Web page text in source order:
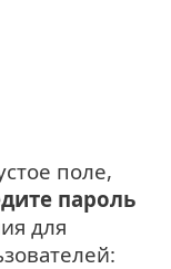
поле,
пароль
для